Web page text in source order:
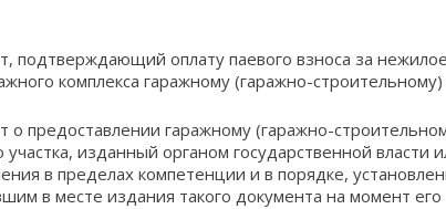
подтверждающий оплату паевого взноса за
комплекса гаражному (гаражно-строительному)
о предоставлении гаражному (гаражно-
участка, изданный органом государственной власти
в пределах компетенции и в порядке,
в месте издания такого документа на момент его